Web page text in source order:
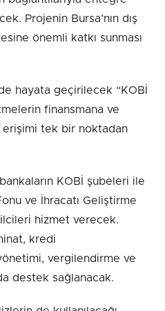
Projenin Bursa’nın dış
önemli katkı sunması
hayata geçirilecek “KOBİ
finansmana ve
erişimi tek bir noktadan
KOBİ şubeleri ile
ve İhracatı Geliştirme
hizmet verecek.
kredi
vergilendirme ve
destek sağlanacak.